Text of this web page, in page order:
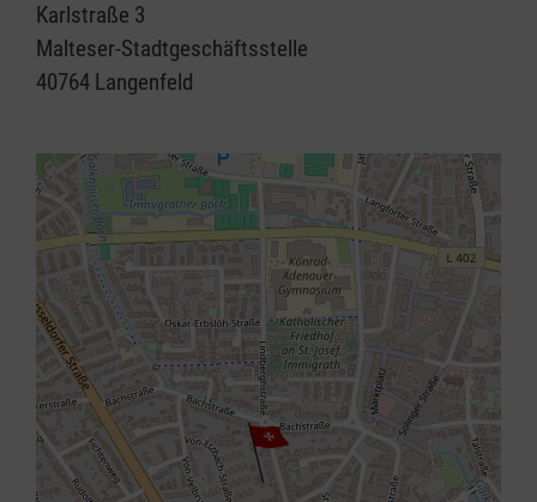
Karlstraße 3
Malteser-Stadtgeschäftsstelle
40764 Langenfeld